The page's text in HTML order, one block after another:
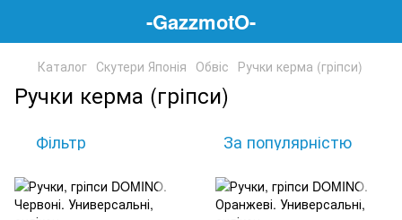
-GazzmotO-
Каталог Скутери Японія Обвіс Ручки керма (гріпси)
Ручки керма (гріпси)
Фільтр За популярністю